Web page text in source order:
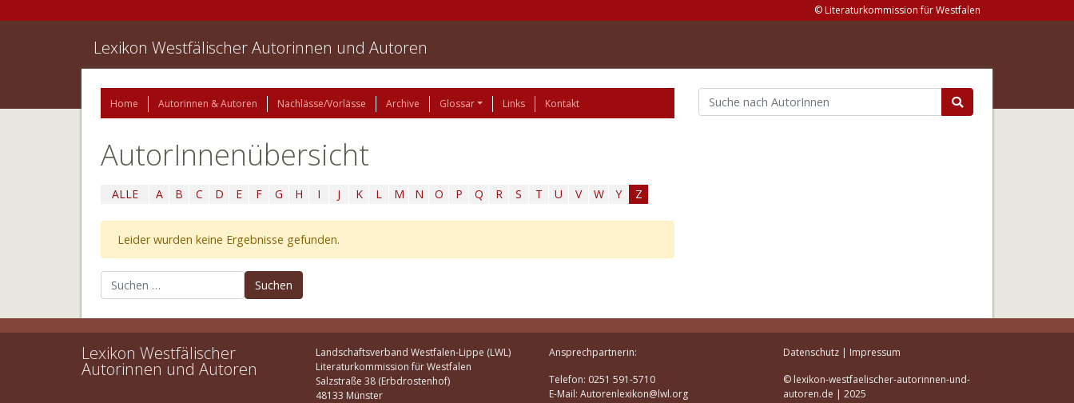
© Literaturkommission für Westfalen
Lexikon Westfälischer Autorinnen und Autoren
Home Autorinnen & Autoren Nachlässe/Vorlässe Archive Glossar Links Kontakt
AutorInnenübersicht
ALLE A B C D E F G H I J K L M N O P Q R S T U V W Y Z
Leider wurden keine Ergebnisse gefunden.
Lexikon Westfälischer
Autorinnen und Autoren
Landschaftsverband Westfalen-Lippe (LWL)
Literaturkommission für Westfalen
Salzstraße 38 (Erbdrostenhof)
48133 Münster
Ansprechpartnerin:
Telefon: 0251 591-5710
E-Mail: Autorenlexikon@lwl.org
Datenschutz| Impressum
© lexikon-westfaelischer-autorinnen-und-
autoren.de | 2025